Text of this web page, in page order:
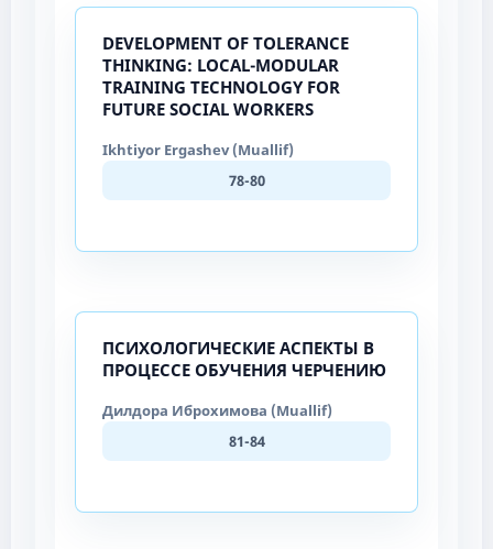
DEVELOPMENT OF TOLERANCE
THINKING: LOCAL-MODULAR
TRAINING TECHNOLOGY FOR
FUTURE SOCIAL WORKERS
Ikhtiyor Ergashev (Muallif)
78-80
ПСИХОЛОГИЧЕСКИЕ АСПЕКТЫ В
ПРОЦЕССЕ ОБУЧЕНИЯ ЧЕРЧЕНИЮ
Дилдора Иброхимова (Muallif)
81-84